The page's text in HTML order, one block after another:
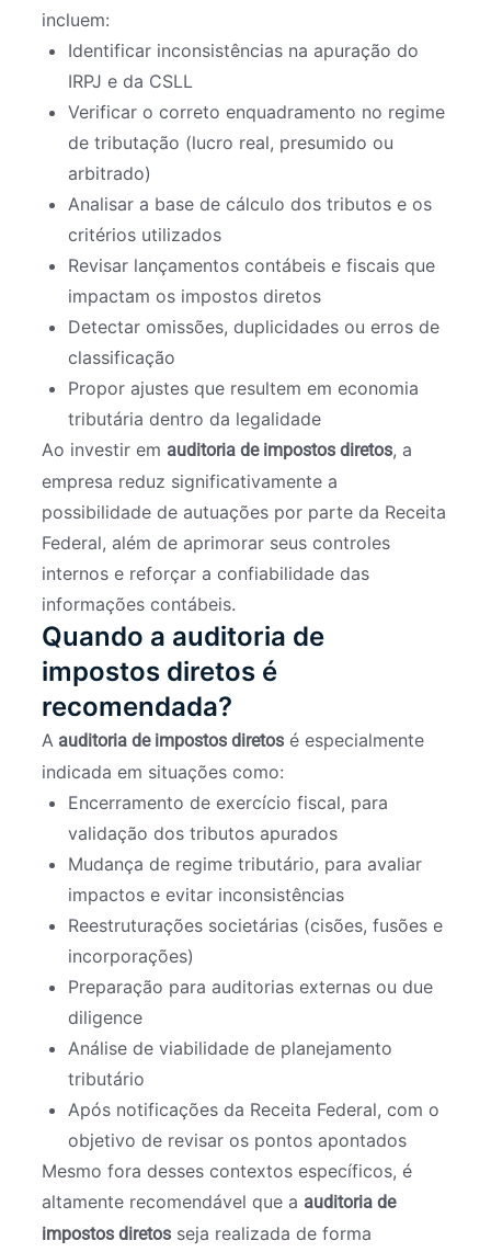
incluem:
Identificar inconsistências na apuração do
IRPJ e da CSLL
Verificar o correto enquadramento no regime
de tributação (lucro real, presumido ou
arbitrado)
Analisar a base de cálculo dos tributos e os
critérios utilizados
Revisar lançamentos contábeis e fiscais que
impactam os impostos diretos
Detectar omissões, duplicidades ou erros de
classificação
Propor ajustes que resultem em economia
tributária dentro da legalidade
Ao investir em auditoria de impostos diretos, a
empresa reduz significativamente a
possibilidade de autuações por parte da Receita
Federal, além de aprimorar seus controles
internos e reforçar a confiabilidade das
informações contábeis.
Quando a auditoria de
impostos diretos é
recomendada?
A auditoria de impostos diretos é especialmente
indicada em situações como:
Encerramento de exercício fiscal, para
validação dos tributos apurados
Mudança de regime tributário, para avaliar
impactos e evitar inconsistências
Reestruturações societárias (cisões, fusões e
incorporações)
Preparação para auditorias externas ou due
diligence
Análise de viabilidade de planejamento
tributário
Após notificações da Receita Federal, com o
objetivo de revisar os pontos apontados
Mesmo fora desses contextos específicos, é
altamente recomendável que a auditoria de
impostos diretos seja realizada de forma